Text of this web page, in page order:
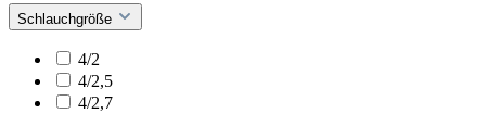
Schlauchgröße
4/2
4/2,5
4/2,7